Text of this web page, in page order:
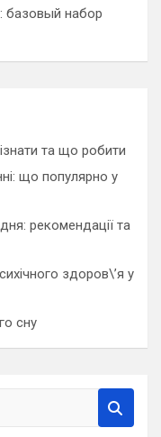
базовый набор
та що робити
що популярно у
рекомендації та
здоров\’я у
сну